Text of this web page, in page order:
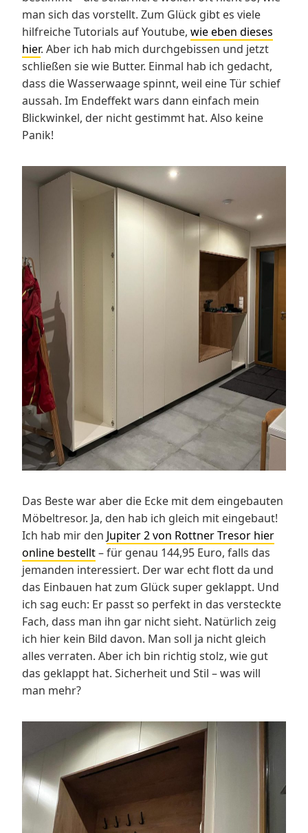
man sich das vorstellt. Zum Glück gibt es viele
hilfreiche Tutorials auf Youtube, wie eben dieses
hier. Aber ich hab mich durchgebissen und jetzt
schließen sie wie Butter. Einmal hab ich gedacht,
dass die Wasserwaage spinnt, weil eine Tür schief
aussah. Im Endeffekt wars dann einfach mein
Blickwinkel, der nicht gestimmt hat. Also keine
Panik!
Das Beste war aber die Ecke mit dem eingebauten
Möbeltresor. Ja, den hab ich gleich mit eingebaut!
Ich hab mir den Jupiter 2 von Rottner Tresor hier
online bestellt– für genau 144,95 Euro, falls das
jemanden interessiert. Der war echt flott da und
das Einbauen hat zum Glück super geklappt. Und
ich sag euch: Er passt so perfekt in das versteckte
Fach, dass man ihn gar nicht sieht. Natürlich zeig
ich hier kein Bild davon. Man soll ja nicht gleich
alles verraten. Aber ich bin richtig stolz, wie gut
das geklappt hat. Sicherheit und Stil – was will
man mehr?